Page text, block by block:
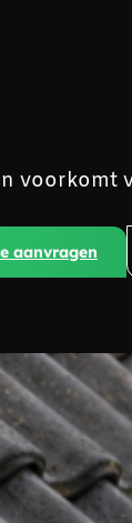
voorkomt
aanvragen
met